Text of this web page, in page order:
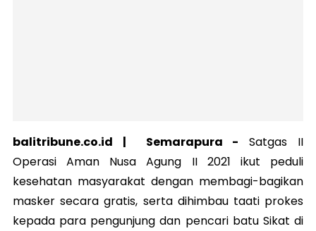
balitribune.co.id | Semarapura - Satgas II
Operasi Aman Nusa Agung II 2021 ikut peduli
kesehatan masyarakat dengan membagi-bagikan
masker secara gratis, serta dihimbau taati prokes
kepada para pengunjung dan pencari batu Sikat di